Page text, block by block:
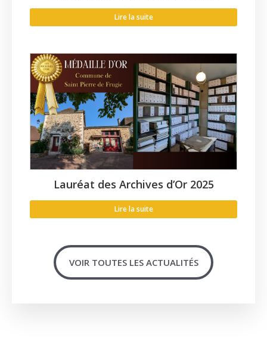
Lire la suite
Lauréat des Archives d’Or 2025
Lire la suite
VOIR TOUTES LES ACTUALITÉS